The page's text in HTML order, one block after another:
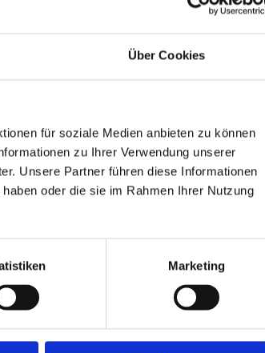
Über Cookies
für soziale Medien anbieten zu können
zu Ihrer Verwendung unserer
Unsere Partner führen diese Informationen
oder die sie im Rahmen Ihrer Nutzung
Marketing
für den
(altes
werden